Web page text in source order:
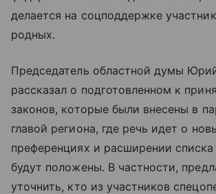
делается на соцподдержке
родных.
Председатель областной думы
рассказал о подготовленном к
законов, которые были внесены в
главой региона, где речь идет о
преференциях и расширении
будут положены. В частности,
уточнить, кто из участников